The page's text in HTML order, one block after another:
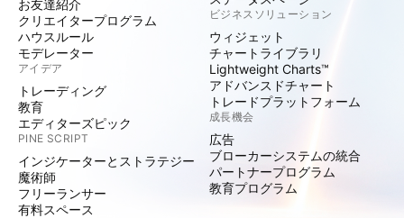
お友達紹介
クリエイタープログラム
ハウスルール
モデレーター
アイデア
トレーディング
教育
エディターズピック
PINE SCRIPT
インジケーターとストラテジー
魔術師
フリーランサー
有料スペース
ビジネスソリューション
ウィジェット
チャートライブラリ
Lightweight Charts™
アドバンスドチャート
トレードプラットフォーム
成長機会
広告
ブローカーシステムの統合
パートナープログラム
教育プログラム